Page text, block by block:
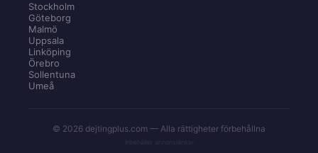
Stockholm
Göteborg
Malmö
Uppsala
Linköping
Örebro
Sollentuna
Umeå
© 2026 dejtingplus.com — Alla rättigheter förbehållna